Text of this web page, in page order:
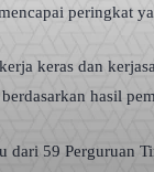
peringkat
keras dan
hasil
59 Perguruan